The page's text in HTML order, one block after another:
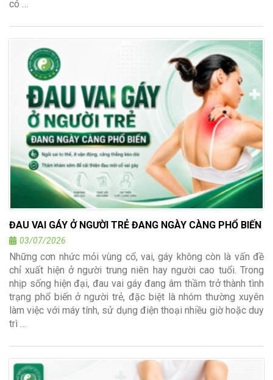
có …
ĐAU VAI GÁY Ở NGƯỜI TRẺ ĐANG NGÀY CÀNG PHỔ BIẾN
03/07/2026
Những cơn nhức mỏi vùng cổ, vai, gáy không còn là vấn đề
chỉ xuất hiện ở người trung niên hay người cao tuổi. Trong
nhịp sống hiện đại, đau vai gáy đang âm thầm trở thành tình
trạng phổ biến ở người trẻ, đặc biệt là nhóm thường xuyên
làm việc với máy tính, sử dụng điện thoại nhiều giờ hoặc duy
trì …